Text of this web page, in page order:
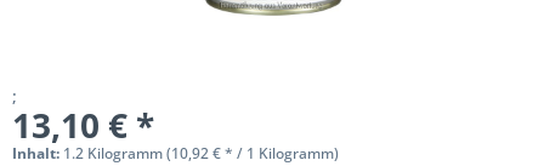
;
13,10 € *
Inhalt: 1.2 Kilogramm (10,92 € * / 1 Kilogramm)